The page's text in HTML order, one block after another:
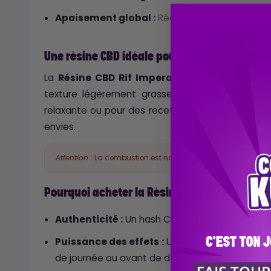
Apaisement global : Réduit le stress
Une résine CBD idéale pour toutes vos
La Résine CBD Rif Imperator
texture légèrement grasse mais compacte.
relaxante ou pour des recettes gourmandes,
envies.
Attention : La combustion est nocive pour la santé et n'est
Pourquoi acheter la Résine CBD Rif
Authenticité :Un hash CBD qui rappelle les
Puissance des effets :Une expérience
de journée ou avant de dormir.